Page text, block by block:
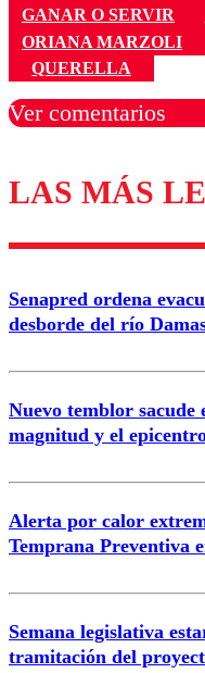
GANAR O SERVIR
ORIANA MARZOLI
QUERELLA
Ver comentarios
Los comentarios
Nombre
Correo
LAS MÁS
Senapred ordena
desborde del río
Nuevo temblor
magnitud y el
Alerta por calor
Temprana Preventiva
Semana legislativa
tramitación del